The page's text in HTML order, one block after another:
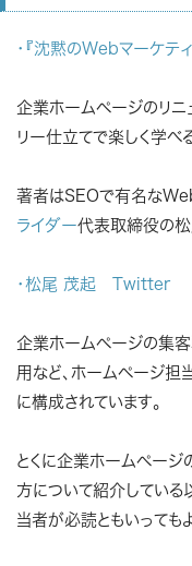
・『沈黙のWebマーケティ
企業ホームページのリニ
リー仕立てで楽しく学べ
著者はSEOで有名な
ライダー代表取締役の松
・松尾 茂起 Twitter
企業ホームページの集
用など、ホームページ担
に構成されています。
とくに企業ホームペー
方について紹介している
当者が必読ともいっても